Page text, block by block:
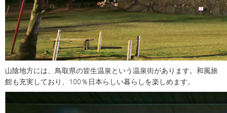
山陰地方には、鳥取県の皆生温泉という温泉街があります。和風旅
館も充実しており、100％日本らしい暮らしを楽しめます。